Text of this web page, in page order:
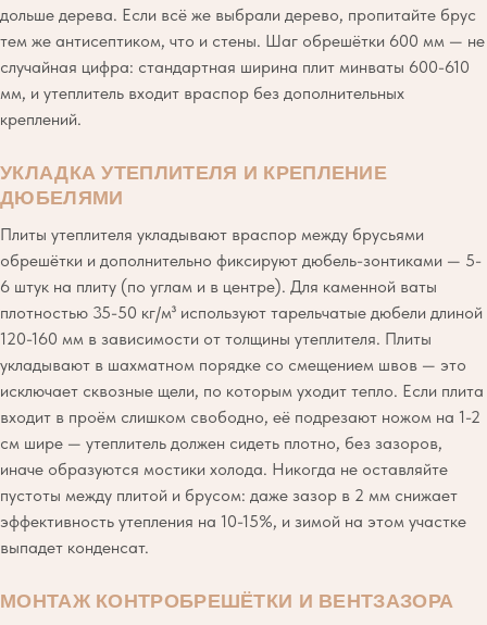
дольше дерева. Если всё же выбрали дерево, пропитайте брус
тем же антисептиком, что и стены. Шаг обрешётки 600 мм — не
случайная цифра: стандартная ширина плит минваты 600-610
мм, и утеплитель входит враспор без дополнительных
креплений.
УКЛАДКА УТЕПЛИТЕЛЯ И КРЕПЛЕНИЕ
ДЮБЕЛЯМИ
Плиты утеплителя укладывают враспор между брусьями
обрешётки и дополнительно фиксируют дюбель-зонтиками — 5-
6 штук на плиту (по углам и в центре). Для каменной ваты
плотностью 35-50 кг/м³ используют тарельчатые дюбели длиной
120-160 мм в зависимости от толщины утеплителя. Плиты
укладывают в шахматном порядке со смещением швов — это
исключает сквозные щели, по которым уходит тепло. Если плита
входит в проём слишком свободно, её подрезают ножом на 1-2
см шире — утеплитель должен сидеть плотно, без зазоров,
иначе образуются мостики холода. Никогда не оставляйте
пустоты между плитой и брусом: даже зазор в 2 мм снижает
эффективность утепления на 10-15%, и зимой на этом участке
выпадет конденсат.
МОНТАЖ КОНТРОБРЕШЁТКИ И ВЕНТЗАЗОРА